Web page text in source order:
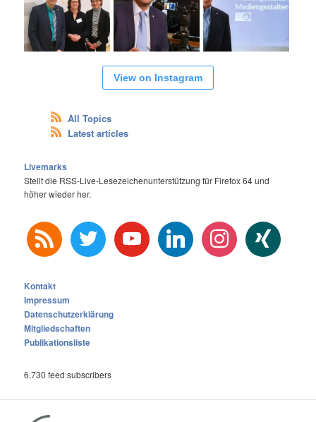
View on Instagram
All Topics
Latest articles
Livemarks
Stellt die RSS-Live-Lesezeichenunterstützung für Firefox 64 und
höher wieder her.
rss twitter youtube linkedin instagram xing
Kontakt
Impressum
Datenschutzerklärung
Mitgliedschaften
Publikationsliste
6.730 feed subscribers